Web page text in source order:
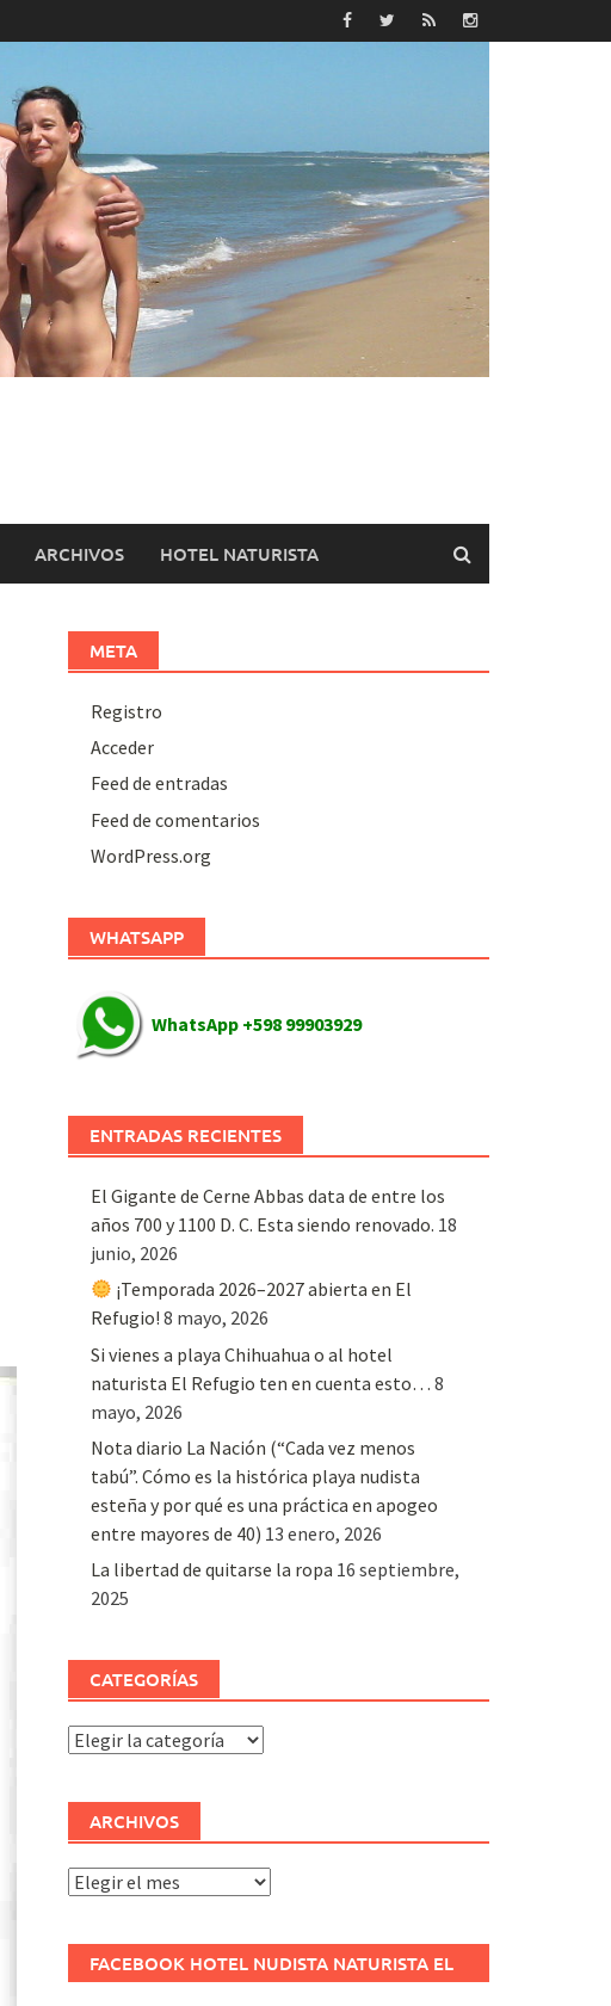
ARCHIVOS HOTEL NATURISTA
META
Registro
Acceder
Feed de entradas
Feed de comentarios
WordPress.org
WHATSAPP
WhatsApp +598 99903929
ENTRADAS RECIENTES
El Gigante de Cerne Abbas data de entre los
años 700 y 1100 D. C. Esta siendo renovado. 18
junio, 2026
¡Temporada 2026–2027 abierta en El
Refugio! 8 mayo, 2026
Si vienes a playa Chihuahua o al hotel
naturista El Refugio ten en cuenta esto… 8
mayo, 2026
Nota diario La Nación (“Cada vez menos
tabú”. Cómo es la histórica playa nudista
esteña y por qué es una práctica en apogeo
entre mayores de 40) 13 enero, 2026
La libertad de quitarse la ropa 16 septiembre,
2025
CATEGORÍAS
Categorías
ARCHIVOS
Archivos
FACEBOOK HOTEL NUDISTA NATURISTA EL